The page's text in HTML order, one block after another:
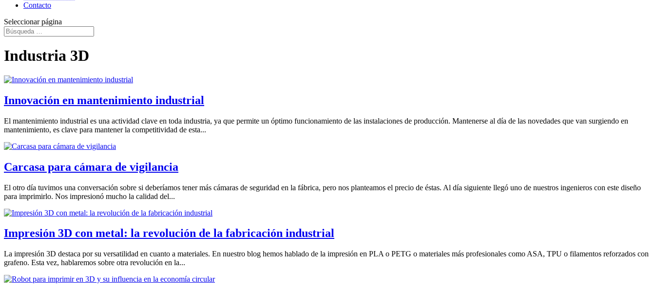
Contacto
Seleccionar página
Industria 3D
Innovación en mantenimiento industrial
El mantenimiento industrial es una actividad clave en toda industria, ya que permite un óptimo funcionamiento de las instalaciones de producción. Mantenerse al día de las novedades que van surgiendo en
mantenimiento, es clave para mantener la competitividad de esta...
Carcasa para cámara de vigilancia
El otro día tuvimos una conversación sobre si deberíamos tener más cámaras de seguridad en la fábrica, pero nos planteamos el precio de éstas. Al día siguiente llegó uno de nuestros ingenieros con este diseño
para imprimirlo. Nos impresionó mucho la calidad del...
Impresión 3D con metal: la revolución de la fabricación industrial
La impresión 3D destaca por su versatilidad en cuanto a materiales. En nuestro blog hemos hablado de la impresión en PLA o PETG o materiales más profesionales como ASA, TPU o filamentos reforzados con
grafeno. Esta vez, hablaremos sobre otra revolución en la...